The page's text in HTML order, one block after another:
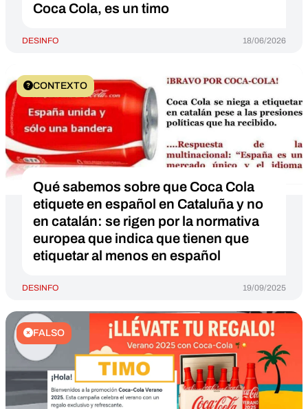
Coca Cola, es un timo
DESINFO 18/06/2026
CONTEXTO
Qué sabemos sobre que Coca Cola
etiquete en español en Cataluña y no
en catalán: se rigen por la normativa
europea que indica que tienen que
etiquetar al menos en español
DESINFO 19/09/2025
FALSO